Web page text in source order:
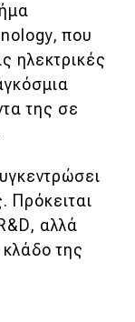
που
ηλεκτρικές
της σε
Πρόκειται
αλλά
της